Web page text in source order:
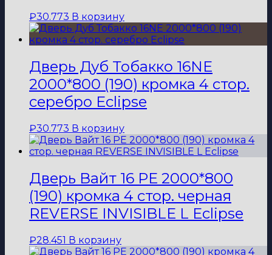
₽30.773 В корзину
Дверь Дуб Тобакко 16NE
2000*800 (190) кромка 4 стор.
серебро Eclipse
₽30.773 В корзину
Дверь Вайт 16 PE 2000*800
(190) кромка 4 стор. черная
REVERSE INVISIBLE L Eclipse
₽28.451 В корзину